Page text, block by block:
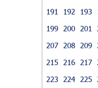
191
192 193
199
200 201
207
208 209
215
216 217
223
224 225